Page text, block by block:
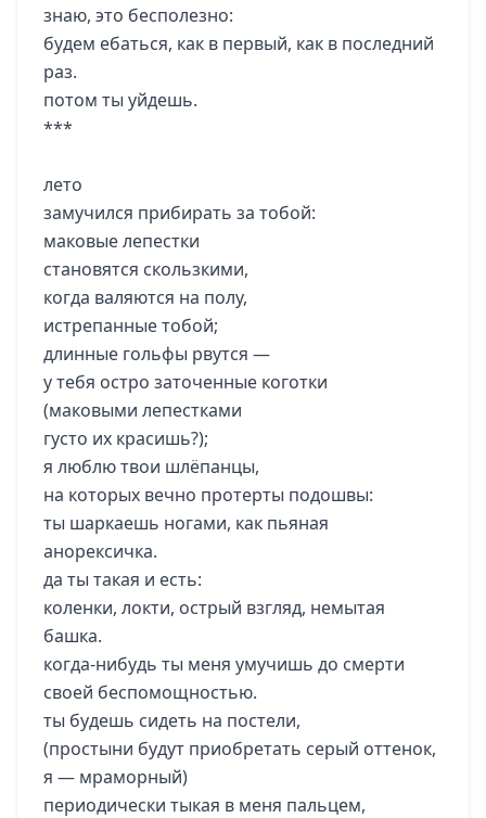
знаю, это бесполезно:
будем ебаться, как в первый, как в последний
раз.
потом ты уйдешь.
***
лето
замучился прибирать за тобой:
маковые лепестки
становятся скользкими,
когда валяются на полу,
истрепанные тобой;
длинные гольфы рвутся —
у тебя остро заточенные коготки
(маковыми лепестками
густо их красишь?);
я люблю твои шлёпанцы,
на которых вечно протерты подошвы:
ты шаркаешь ногами, как пьяная
анорексичка.
да ты такая и есть:
коленки, локти, острый взгляд, немытая
башка.
когда-нибудь ты меня умучишь до смерти
своей беспомощностью.
ты будешь сидеть на постели,
(простыни будут приобретать серый оттенок,
я — мраморный)
периодически тыкая в меня пальцем,